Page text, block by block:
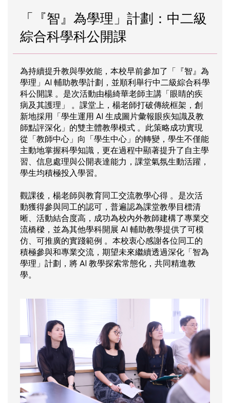
「『智』為學理」計劃：中二級
綜合科學科公開課
為持續提升教與學效能，本校早前參加了「『智』為
學理」AI 輔助教學計劃，並順利舉行中二級綜合科學
科公開課 。是次活動由楊綺華老師主講「眼睛的疾
病及其護理」 。課堂上，楊老師打破傳統框架，創
新地採用「學生運用 AI 生成圖片彙報眼疾知識及教
師點評深化」的雙主體教學模式 。此策略成功實現
從「教師中心」向「學生中心」的轉變，學生不僅能
主動地掌握科學知識，更在過程中顯著提升了自主學
習、信息處理與公開表達能力，課堂氣氛生動活躍，
學生均積極投入學習。
觀課後，楊老師與教育同工交流教學心得 。是次活
動獲得參與同工的認可，普遍認為課堂教學目標清
晰、活動結合度高，成功為校內外教師建構了專業交
流橋樑，並為其他學科開展 AI 輔助教學提供了可模
仿、可推廣的實踐範例 。本校衷心感謝各位同工的
積極參與和專業交流，期望未來繼續透過深化「智為
學理」計劃，將 AI 教學探索常態化，共同精進教
學。